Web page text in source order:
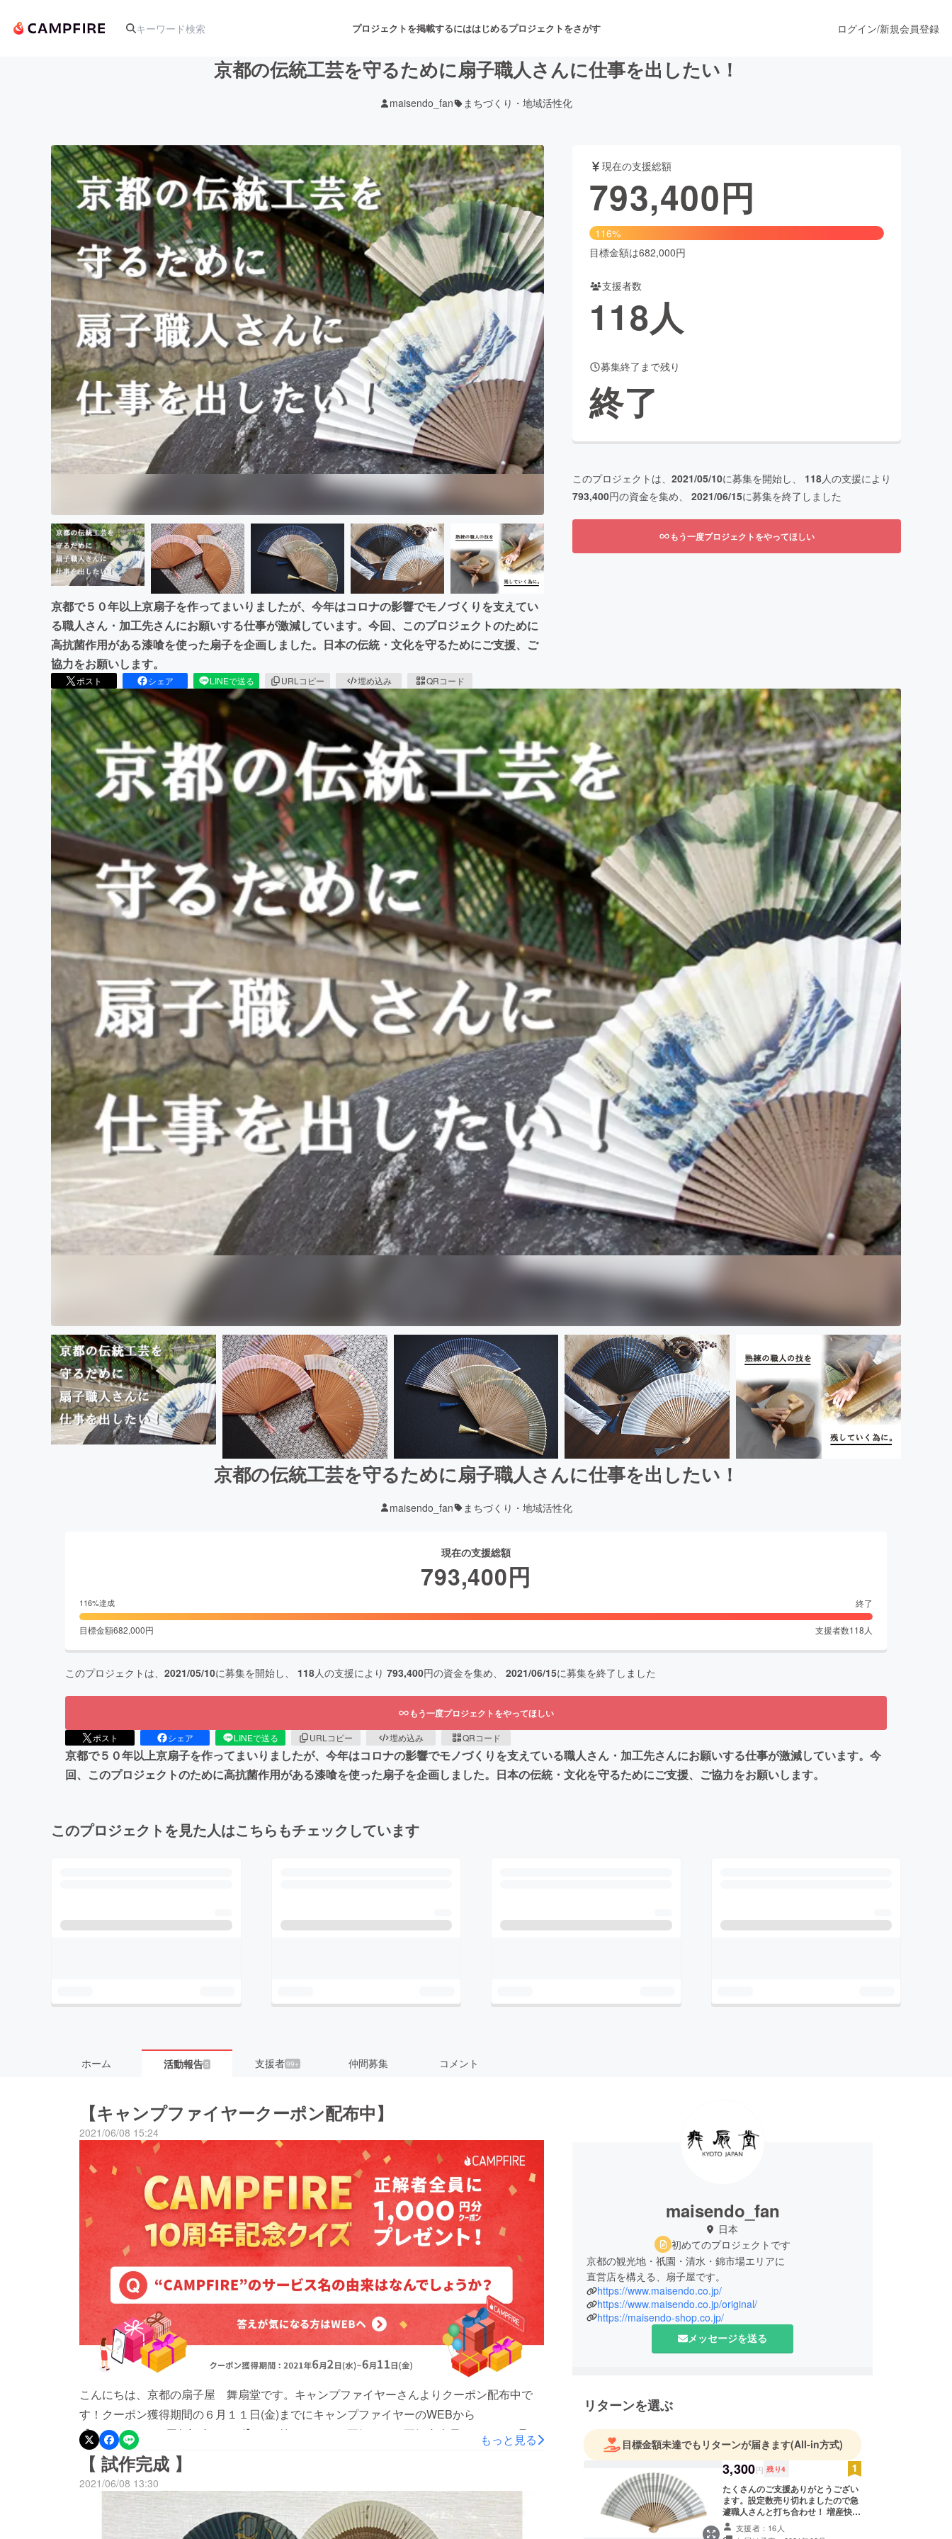
プロジェクトを掲載するにははじめるプロジェクトをさがす
アート・写真 音楽 舞台・パフォーマンス
テクノロジー・ガジェット ゲーム・サービス開発 フード・飲食店 ファッション
映像・映画 書籍・雑誌出版 アニメ・漫画
ビジネス・起業 チャレンジ ビューティー・ヘルスケア
まちづくり・地域活性化
CAMPFIRE for Social Good
CAMPFIRE Creation
CAMPFIREふるさと納税machi-ya コミュニティ
ログイン/新規会員登録
京都の伝統工芸を守るために扇子職人さんに仕事を出したい！
maisendo_fan まちづくり・地域活性化
京都で５０年以上京扇子を作ってまいりましたが、今年はコロナの影響でモノづくりを支えてい
る職人さん・加工先さんにお願いする仕事が激減しています。今回、このプロジェクトのために
高抗菌作用がある漆喰を使った扇子を企画しました。日本の伝統・文化を守るためにご支援、ご
協力をお願いします。
ポスト シェア LINEで送る URLコピー 埋め込み QRコード
現在の支援総額
793,400円
116%
目標金額は682,000円
支援者数
118人
募集終了まで残り
終了
このプロジェクトは、 2021/05/10に募集を開始し、 118人の支援により
793,400円の資金を集め、 2021/06/15に募集を終了しました
もう一度プロジェクトをやってほしい
京都の伝統工芸を守るために扇子職人さんに仕事を出したい！
maisendo_fan まちづくり・地域活性化
現在の支援総額
793,400円
116%達成 終了
目標金額682,000円 支援者数118 人
このプロジェクトは、 2021/05/10に募集を開始し、 118人の支援により 793,400円の資金を集め、 2021/06/15に募集を終了しました
もう一度プロジェクトをやってほしい
ポスト シェア LINEで送る URLコピー 埋め込み QRコード
京都で５０年以上京扇子を作ってまいりましたが、今年はコロナの影響でモノづくりを支えている職人さん・加工先さんにお願いする仕事が激減しています。今
回、このプロジェクトのために高抗菌作用がある漆喰を使った扇子を企画しました。日本の伝統・文化を守るためにご支援、ご協力をお願いします。
このプロジェクトを見た人はこちらもチェックしています
ホーム 活動報告5 支援者99+ 仲間募集 コメント
【キャンプファイヤークーポン配布中】
2021/06/08 15:24
こんにちは、京都の扇子屋 舞扇堂です。キャンプファイヤーさんよりクーポン配布中で
す！クーポン獲得期間の６月１１日(金)までにキャンプファイヤーのWEBから
【CAMPFIRE 10周年記念クイズ】にお答えいただき正解すると正解者全員にリターン品の
１，０００円分クーポンがもらえるそうです！（※詳しくはCAMPFIRE WEBをご参照くだ
さい。）とってもお得なので是非ご利用下さい！！
もっと見る
【 試作完成 】
2021/06/08 13:30
maisendo_fan
日本
初めてのプロジェクトです
京都の観光地・祇園・清水・錦市場エリアに
直営店を構える、扇子屋です。
https://www.maisendo.co.jp/
https://www.maisendo.co.jp/original/
https://maisendo-shop.co.jp/
メッセージを送る
リターンを選ぶ
目標金額未達でもリターンが届きます(All-in方式)
3,300円 残り4
たくさんのご支援ありがとうござい
ます。設定数売り切れましたので急
遽職人さんと打ち合わせ！ 増産快諾
いただけましたので2０本、リター
ン品追加させていただきました！ 扇
支援者：16人